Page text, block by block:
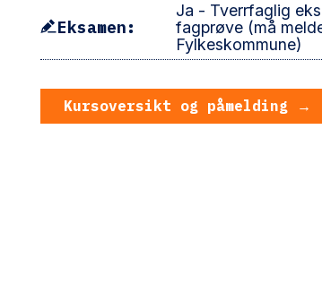
Eksamen:
Ja - Tverrfaglig
fagprøve (må
Fylkeskommune)
Kursoversikt
Kursoversikt og påmelding →